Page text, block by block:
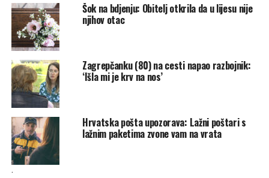
Šok na bdjenju: Obitelj otkrila da u lijesu nije
njihov otac
Zagrepčanku (80) na cesti napao razbojnik:
‘Išla mi je krv na nos’
Hrvatska pošta upozorava: Lažni poštari s
lažnim paketima zvone vam na vrata
.